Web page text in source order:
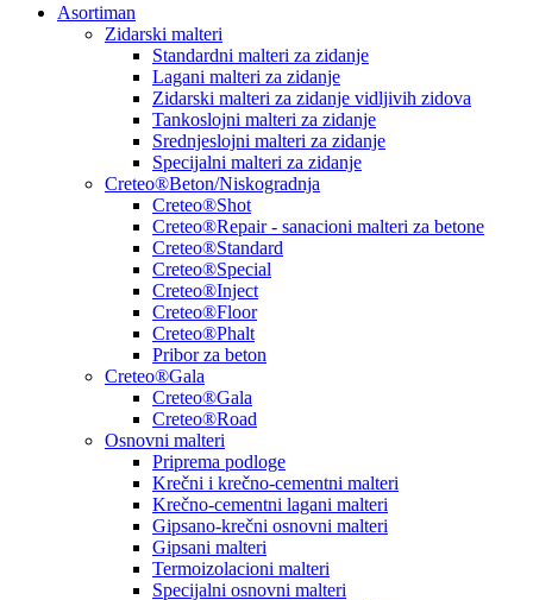
Asortiman
Zidarski malteri
Standardni malteri za zidanje
Lagani malteri za zidanje
Zidarski malteri za zidanje vidljivih zidova
Tankoslojni malteri za zidanje
Srednjeslojni malteri za zidanje
Specijalni malteri za zidanje
Creteo®Beton/Niskogradnja
Creteo®Shot
Creteo®Repair - sanacioni malteri za betone
Creteo®Standard
Creteo®Special
Creteo®Inject
Creteo®Floor
Creteo®Phalt
Pribor za beton
Creteo®Gala
Creteo®Gala
Creteo®Road
Osnovni malteri
Priprema podloge
Krečni i krečno-cementni malteri
Krečno-cementni lagani malteri
Gipsano-krečni osnovni malteri
Gipsani malteri
Termoizolacioni malteri
Specijalni osnovni malteri